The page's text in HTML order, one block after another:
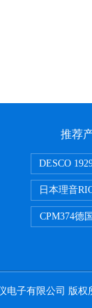
推荐
DESCO
日本理音
CPM374德
电子有限公司 版权